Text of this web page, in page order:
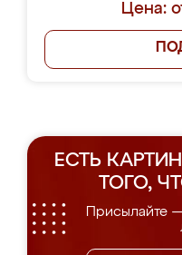
Цена:
ЕСТЬ
ТОГО,
Присылайте